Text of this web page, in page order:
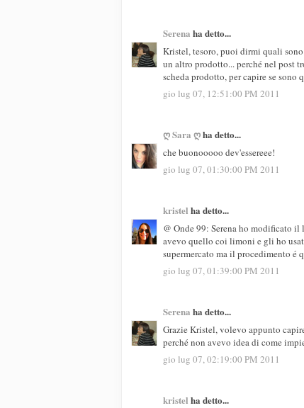
Serena ha detto...
Kristel, tesoro, puoi dirmi quali
un altro prodotto... perché nel post
scheda prodotto, per capire se sono
gio lug 07, 12:51:00 PM 2011
ღ Sara ღha detto...
che buonooooo dev'essereee!
gio lug 07, 01:30:00 PM 2011
kristel ha detto...
@ Onde 99: Serena ho modificato
avevo quello coi limoni e gli ho
supermercato ma il procedimento
gio lug 07, 01:39:00 PM 2011
Serena ha detto...
Grazie Kristel, volevo appunto
perché non avevo idea di come
gio lug 07, 02:19:00 PM 2011
kristel ha detto...